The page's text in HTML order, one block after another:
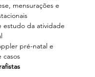
mensurações e
estudo da atividade
pré-natal e
casos